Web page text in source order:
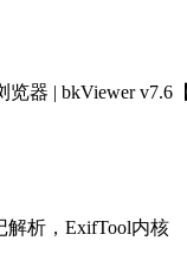
解析，ExifTool内核